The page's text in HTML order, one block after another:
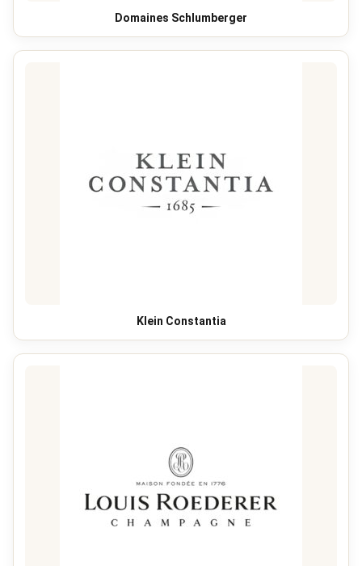
Domaines Schlumberger
Klein Constantia